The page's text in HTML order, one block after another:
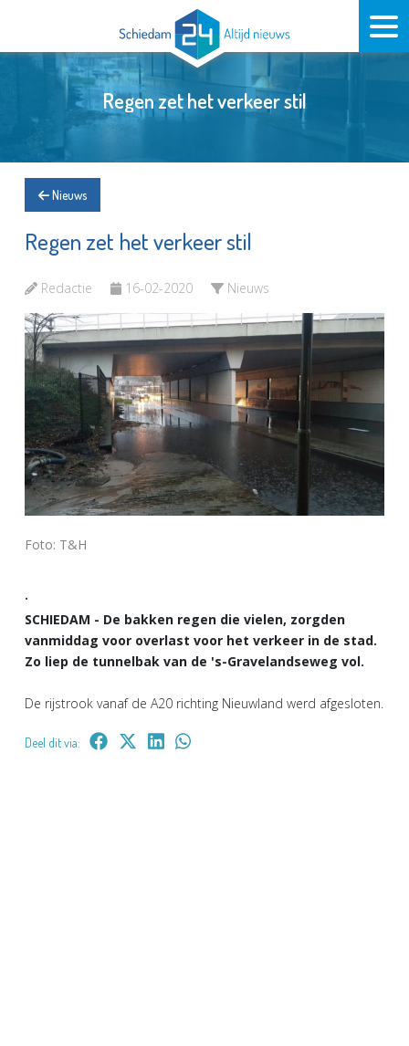
Regen zet het verkeer stil
Nieuws
Regen zet het verkeer stil
Redactie 16-02-2020 Nieuws
Foto: T&H
·
SCHIEDAM - De bakken regen die vielen, zorgden
vanmiddag voor overlast voor het verkeer in de stad.
Zo liep de tunnelbak van de 's-Gravelandseweg vol.
De rijstrook vanaf de A20 richting Nieuwland werd afgesloten.
Deel dit via: